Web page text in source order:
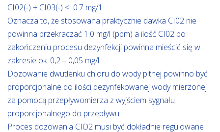
CI02(-) + CI03(-) < 0.7 mg/1
Oznacza to, że stosowana praktycznie dawka CI02 nie
powinna przekraczać 1.0 mg/l (ppm) a ilość CI02 po
zakończeniu procesu dezynfekcji powinna mieścić się w
zakresie ok. 0,2 – 0,05 mg/l.
Dozowanie dwutlenku chloru do wody pitnej powinno być
proporcjonalne do ilości dezynfekowanej wody mierzonej
za pomocą przepływomierza z wyjściem sygnału
proporcjonalnego do przepływu.
Proces dozowania CIO2 musi być dokładnie regulowane